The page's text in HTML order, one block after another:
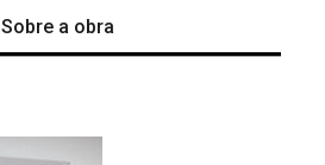
Sobre a obra